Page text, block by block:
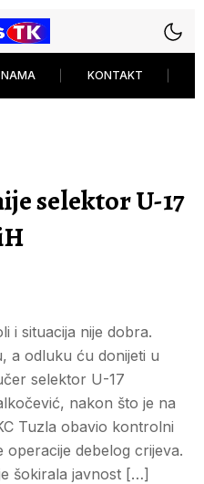
KONTAKT
selektor U-17
i situacija nije dobra.
a odluku ću donijeti u
selektor U-17
nakon što je na
Tuzla obavio kontrolni
debelog crijeva.
šokirala javnost […]